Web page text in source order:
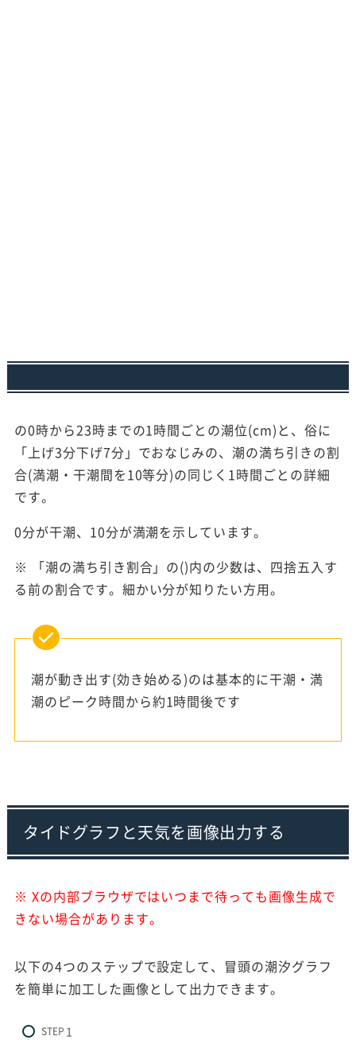
の0時から23時までの1時間ごとの潮位(cm)と、俗に
「上げ3分下げ7分」でおなじみの、潮の満ち引きの割
合(満潮・干潮間を10等分)の同じく1時間ごとの詳細
です。
0分が干潮、10分が満潮を示しています。
※ 「潮の満ち引き割合」の()内の少数は、四捨五入す
る前の割合です。細かい分が知りたい方用。
潮が動き出す(効き始める)のは基本的に干潮・満
潮のピーク時間から約1時間後です
タイドグラフと天気を画像出力する
※ Xの内部ブラウザではいつまで待っても画像生成で
きない場合があります。
以下の4つのステップで設定して、冒頭の潮汐グラフ
を簡単に加工した画像として出力できます。
STEP